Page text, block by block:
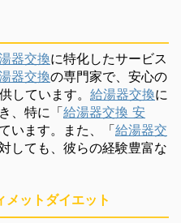
器交換に特化したサービス
器交換の専門家で、安心の
しています。 給湯器交換に
、特に「給湯器交換 安
います。また、「給湯器交
しても、彼らの経験豊富な
メットダイエット